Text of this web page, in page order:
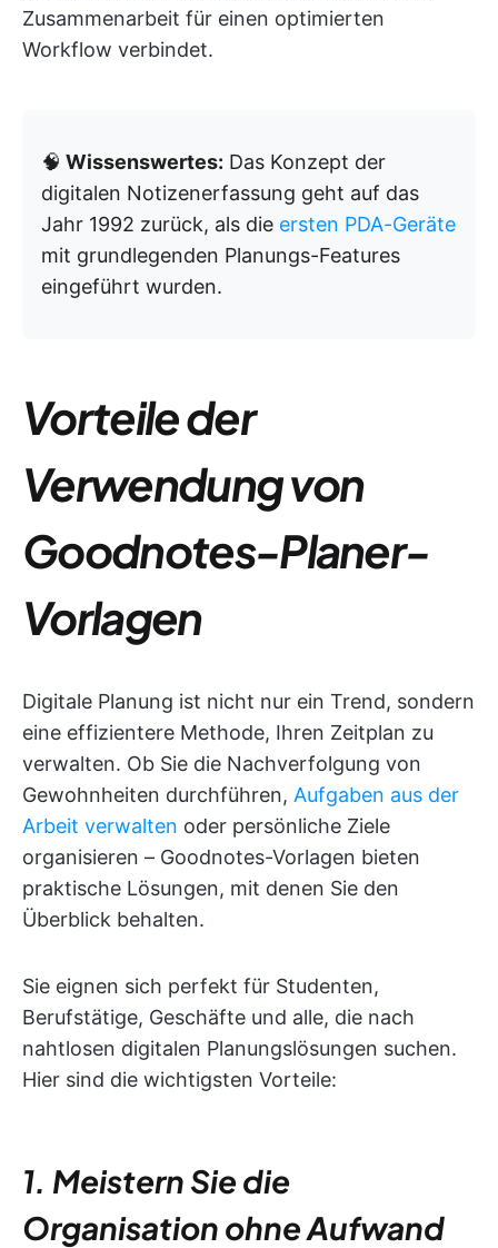
Zusammenarbeit für einen optimierten
Workflow verbindet.
🧠 Wissenswertes: Das Konzept der
digitalen Notizenerfassung geht auf das
Jahr 1992 zurück, als die ersten PDA-Geräte
mit grundlegenden Planungs-Features
eingeführt wurden.
Vorteile der
Verwendung von
Goodnotes-Planer-
Vorlagen
Digitale Planung ist nicht nur ein Trend, sondern
eine effizientere Methode, Ihren Zeitplan zu
verwalten. Ob Sie die Nachverfolgung von
Gewohnheiten durchführen, Aufgaben aus der
Arbeit verwalten oder persönliche Ziele
organisieren – Goodnotes-Vorlagen bieten
praktische Lösungen, mit denen Sie den
Überblick behalten.
Sie eignen sich perfekt für Studenten,
Berufstätige, Geschäfte und alle, die nach
nahtlosen digitalen Planungslösungen suchen.
Hier sind die wichtigsten Vorteile:
1. Meistern Sie die
Organisation ohne Aufwand